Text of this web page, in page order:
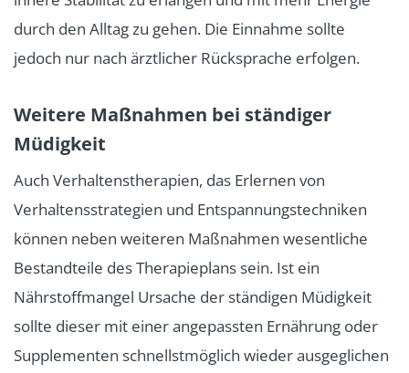
durch den Alltag zu gehen. Die Einnahme sollte
jedoch nur nach ärztlicher Rücksprache erfolgen.
Weitere Maßnahmen bei ständiger
Müdigkeit
Auch Verhaltenstherapien, das Erlernen von
Verhaltensstrategien und Entspannungstechniken
können neben weiteren Maßnahmen wesentliche
Bestandteile des Therapieplans sein. Ist ein
Nährstoffmangel Ursache der ständigen Müdigkeit
sollte dieser mit einer angepassten Ernährung oder
Supplementen schnellstmöglich wieder ausgeglichen